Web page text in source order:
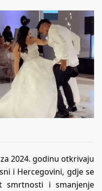
2024. godinu otkrivaju
i Hercegovini, gdje se
smrtnosti i smanjenje